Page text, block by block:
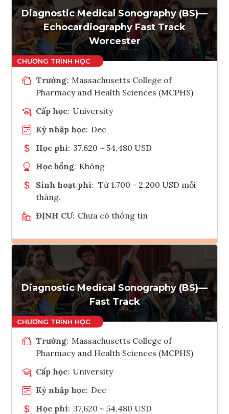
Diagnostic Medical Sonography (BS)—
Echocardiography Fast Track
Worcester
Trường: Massachusetts College of
Pharmacy and Health Sciences (MCPHS)
Cấp học: University
Kỳ nhập học: Dec
Học phí: 37,620 ~ 54,480 USD
Học bổng: Không
Sinh hoạt phí: Từ 1.700 - 2.200 USD mỗi
tháng.
ĐỊNH CƯ: Chưa có thông tin
Ghi danh
Tham vấn Interlink
Diagnostic Medical Sonography (BS)—
Fast Track
Trường: Massachusetts College of
Pharmacy and Health Sciences (MCPHS)
Cấp học: University
Kỳ nhập học: Dec
Học phí: 37,620 ~ 54,480 USD